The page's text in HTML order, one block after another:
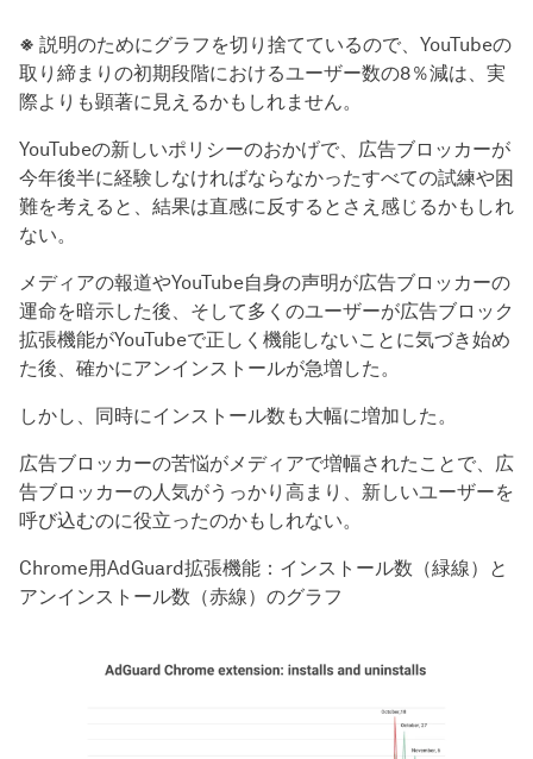
※ 説明のためにグラフを切り捨てているので、YouTubeの
取り締まりの初期段階におけるユーザー数の8％減は、実
際よりも顕著に見えるかもしれません。
YouTubeの新しいポリシーのおかげで、広告ブロッカーが
今年後半に経験しなければならなかったすべての試練や困
難を考えると、結果は直感に反するとさえ感じるかもしれ
ない。
メディアの報道やYouTube自身の声明が広告ブロッカーの
運命を暗示した後、そして多くのユーザーが広告ブロック
拡張機能がYouTubeで正しく機能しないことに気づき始め
た後、確かにアンインストールが急増した。
しかし、同時にインストール数も大幅に増加した。
広告ブロッカーの苦悩がメディアで増幅されたことで、広
告ブロッカーの人気がうっかり高まり、新しいユーザーを
呼び込むのに役立ったのかもしれない。
Chrome用AdGuard拡張機能：インストール数（緑線）と
アンインストール数（赤線）のグラフ